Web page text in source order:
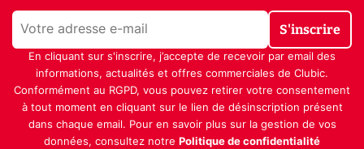
S'inscrire
En cliquant sur s'inscrire, j’accepte de recevoir par email des
informations, actualités et offres commerciales de Clubic.
Conformément au RGPD, vous pouvez retirer votre consentement
à tout moment en cliquant sur le lien de désinscription présent
dans chaque email. Pour en savoir plus sur la gestion de vos
données, consultez notre Politique de confidentialité